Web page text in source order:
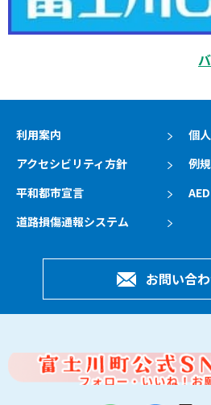
利用案内
個
アクセシビリティ方針
例
平和都市宣言
AED
道路損傷通報システム
お問い合